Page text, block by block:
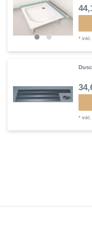
*inkl.
*inkl.